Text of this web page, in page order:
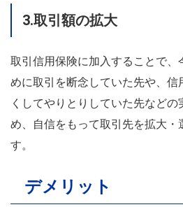
3.取引額の拡大
取引信用保険に加入することで、
めに取引を断念していた先や、信
くしてやりとりしていた先などの
め、自信をもって取引先を拡大・
す。
デメリット